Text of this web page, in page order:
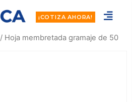
¡COTIZA AHORA!
/ Hoja membretada gramaje de 50